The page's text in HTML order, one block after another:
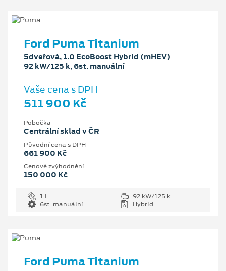
Ford Puma Titanium
5dveřová, 1.0 EcoBoost Hybrid (mHEV)
92 kW/125 k, 6st. manuální
Vaše cena s DPH
511 900 Kč
Pobočka
Centrální sklad v ČR
Původní cena s DPH
661 900 Kč
Cenové zvýhodnění
150 000 Kč
1 l
92 kW/125 k
6st. manuální
Hybrid
Ford Puma Titanium